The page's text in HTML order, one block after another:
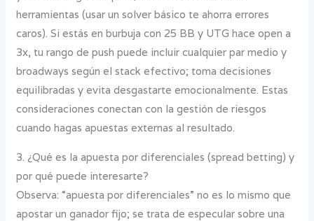
herramientas (usar un solver básico te ahorra errores
caros). Si estás en burbuja con 25 BB y UTG hace open a
3x, tu rango de push puede incluir cualquier par medio y
broadways según el stack efectivo; toma decisiones
equilibradas y evita desgastarte emocionalmente. Estas
consideraciones conectan con la gestión de riesgos
cuando hagas apuestas externas al resultado.
3. ¿Qué es la apuesta por diferenciales (spread betting) y
por qué puede interesarte?
Observa: “apuesta por diferenciales” no es lo mismo que
apostar un ganador fijo; se trata de especular sobre una